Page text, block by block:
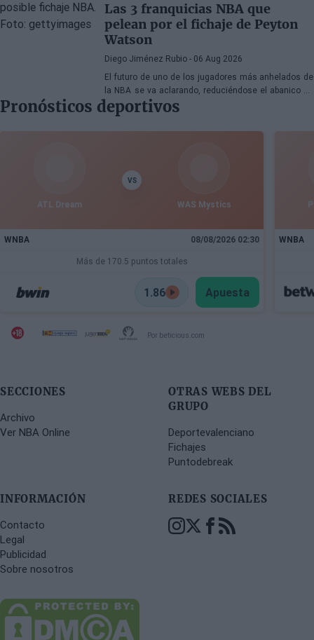
Las 3 franquicias NBA que
pelean por el fichaje de Peyton
Watson
Diego Jiménez Rubio - 06 Aug 2026
El futuro de uno de los jugadores más anhelados de
la NBA se va aclarando, reduciéndose el abanico de
franquicias candidatas a tres.
Pronósticos deportivos
ATL Dream
VS
WAS Mystics
WNBA 08/08/2026 02:30
Más de 170.5 puntos totales
1.86 Apuesta
WNBA
Por beticious.com
SECCIONES
Archivo
Ver NBA Online
OTRAS WEBS DEL
GRUPO
Deportevalenciano
Fichajes
Puntodebreak
INFORMACIÓN
Contacto
Legal
Publicidad
Sobre nosotros
REDES SOCIALES